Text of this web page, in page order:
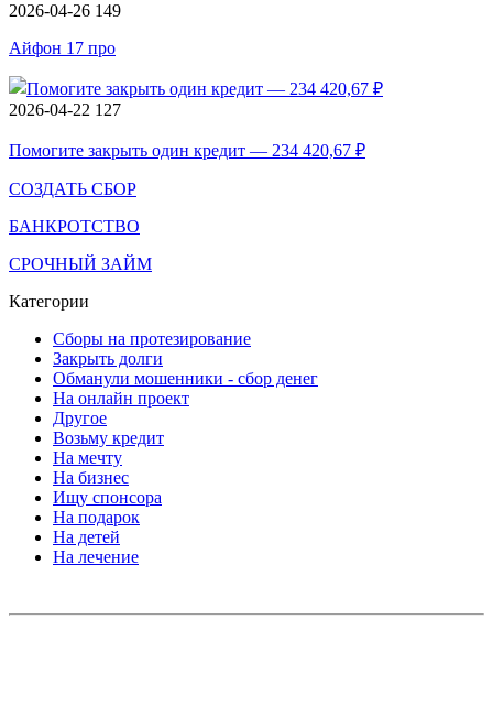
2026-04-26 149
Айфон 17 про
2026-04-22 127
Помогите закрыть один кредит — 234 420,67 ₽
СОЗДАТЬ СБОР
БАНКРОТСТВО
СРОЧНЫЙ ЗАЙМ
Категории
Сборы на протезирование
Закрыть долги
Обманули мошенники - сбор денег
На онлайн проект
Другое
Возьму кредит
На мечту
На бизнес
Ищу спонсора
На подарок
На детей
На лечение